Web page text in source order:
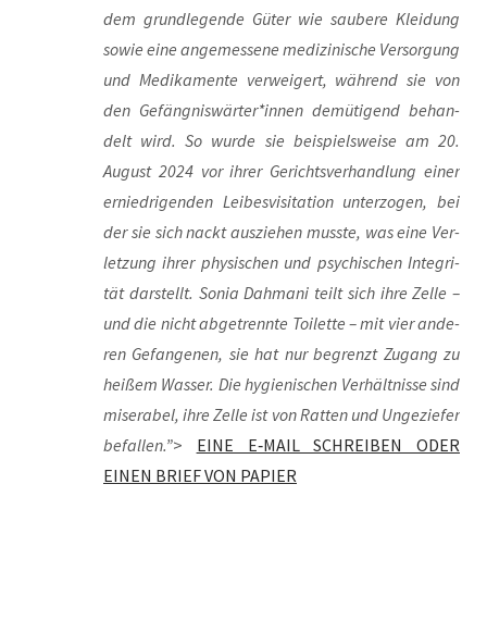
dem grund­le­gen­de Güter wie sau­be­re Klei­dung
sowie eine ange­mes­se­ne medi­zi­ni­sche Ver­sor­gung
und Medi­ka­men­te ver­wei­gert, wäh­rend sie von
den Gefängniswärter*innen demü­ti­gend behan­
delt wird. So wur­de sie bei­spiels­wei­se am 20.
August 2024 vor ihrer Gerichts­ver­hand­lung einer
ernied­ri­gen­den Lei­bes­vi­si­ta­ti­on unter­zo­gen, bei
der sie sich nackt aus­zie­hen muss­te, was eine Ver­
let­zung ihrer phy­si­schen und psy­chi­schen Inte­gri­
tät dar­stellt. Sonia Dah­ma­ni teilt sich ihre Zel­le –
und die nicht abge­trenn­te Toi­let­te – mit vier ande­
ren Gefan­ge­nen, sie hat nur begrenzt Zugang zu
hei­ßem Was­ser. Die hygie­ni­schen Ver­hält­nis­se sind
mise­ra­bel, ihre Zel­le ist von Rat­ten und Unge­zie­fer
befal­len.”> EINE E‑MAIL SCHREIBEN ODER
EINEN BRIEF VON PAPIER